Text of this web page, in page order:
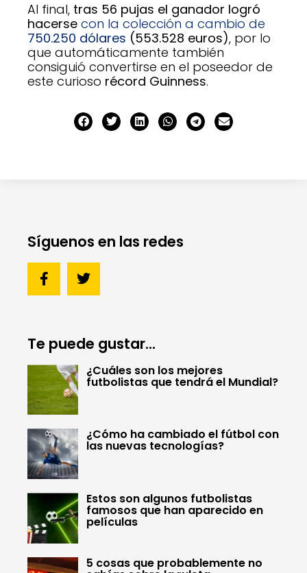
Al final, tras 56 pujas el ganador logró
hacerse con la colección a cambio de
750.250 dólares (553.528 euros), por lo
que automáticamente también
consiguió convertirse en el poseedor de
este curioso récord Guinness.
Síguenos en las redes
Te puede gustar...
¿Cuáles son los mejores
futbolistas que tendrá el Mundial?
¿Cómo ha cambiado el fútbol con
las nuevas tecnologías?
Estos son algunos futbolistas
famosos que han aparecido en
películas
5 cosas que probablemente no